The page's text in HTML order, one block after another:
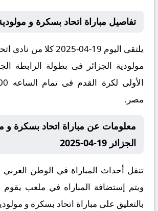
تفاصيل مباراة اتحاد بسكرة و
يلتقى اليوم 19-04-2025
مولودية الجزائر فى بطولة الرابطة
مصر.
معلومات عن مباراة اتحاد بسكرة و
الجزائر 19-04-2025
تنقل أحداث المباراة في الوطن العربي
ويتم إستضافة المباراه في ملعب يقوم
بالتعليق على مباراة اتحاد بسكرة و